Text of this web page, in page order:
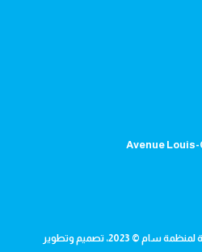
Avenue Louis-
© 2023، تصميم وتطوير